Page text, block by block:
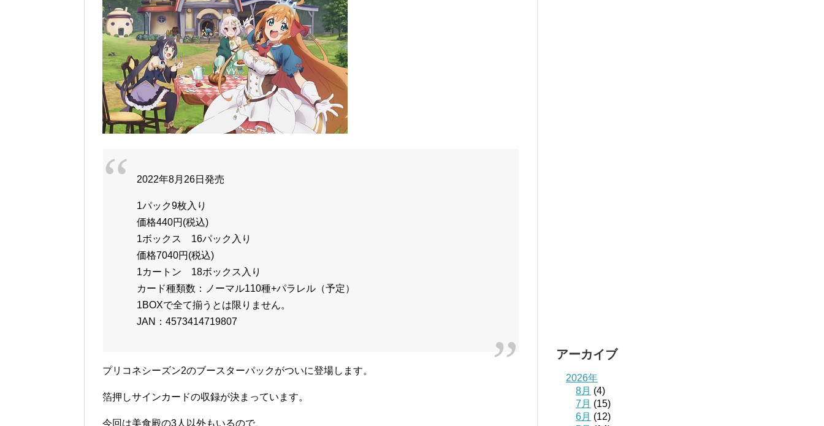
2022年8月26日発売
1パック9枚入り
価格440円(税込)
1ボックス 16パック入り
価格7040円(税込)
1カートン 18ボックス入り
カード種類数：ノーマル110種+パラレル（予定）
1BOXで全て揃うとは限りません。
JAN：4573414719807
プリコネシーズン2のブースターパックがついに登場します。
箔押しサインカードの収録が決まっています。
今回は美食殿の3人以外もいるので、
アーカイブ
2026年
8月 (4)
7月 (15)
6月 (12)